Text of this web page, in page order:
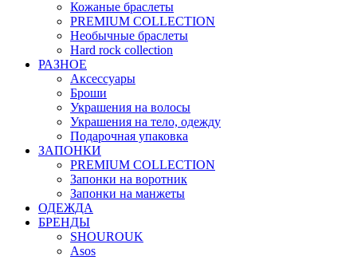
Кожаные браслеты
PREMIUM COLLECTION
Необычные браслеты
Hard rock collection
РАЗНОЕ
Аксессуары
Броши
Украшения на волосы
Украшения на тело, одежду
Подарочная упаковка
ЗАПОНКИ
PREMIUM COLLECTION
Запонки на воротник
Запонки на манжеты
ОДЕЖДА
БРЕНДЫ
SHOUROUK
Asos